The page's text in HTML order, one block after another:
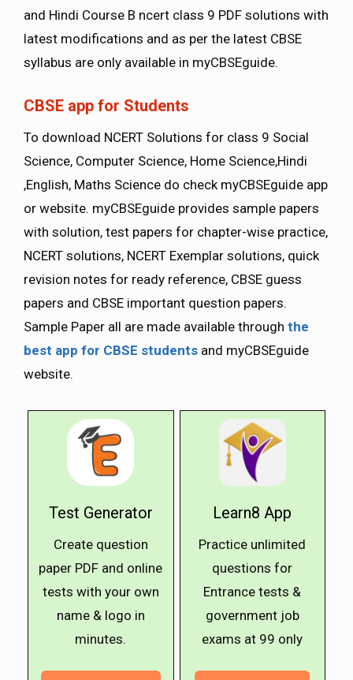
and Hindi Course B ncert class 9 PDF solutions with
latest modifications and as per the latest CBSE
syllabus are only available in myCBSEguide.
CBSE app for Students
To download NCERT Solutions for class 9 Social
Science, Computer Science, Home Science,Hindi
,English, Maths Science do check myCBSEguide app
or website. myCBSEguide provides sample papers
with solution, test papers for chapter-wise practice,
NCERT solutions, NCERT Exemplar solutions, quick
revision notes for ready reference, CBSE guess
papers and CBSE important question papers.
Sample Paper all are made available through the
best app for CBSE students and myCBSEguide
website.
Test Generator
Create question
paper PDF and online
tests with your own
name & logo in
minutes.
Learn8 App
Practice unlimited
questions for
Entrance tests &
government job
exams at ₹99 only